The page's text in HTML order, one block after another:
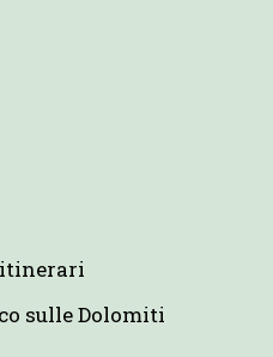
itinerari
sulle Dolomiti